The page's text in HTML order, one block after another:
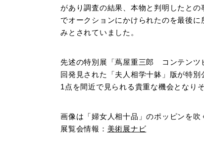
があり調査の結果、本物と判明したと
でオークションにかけられたのを最後
みとされていました。
先述の特別展「蔦屋重三郎 コンテンツ
回発見された「夫人相学十躰」版が特
1点を間近で見られる貴重な機会となりそ
画像は「婦女人相十品」のポッピンを吹
展覧会情報： 美術展ナビ